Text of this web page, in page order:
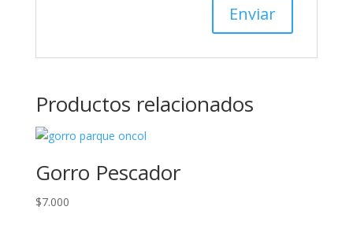
Productos relacionados
Gorro Pescador
$7.000